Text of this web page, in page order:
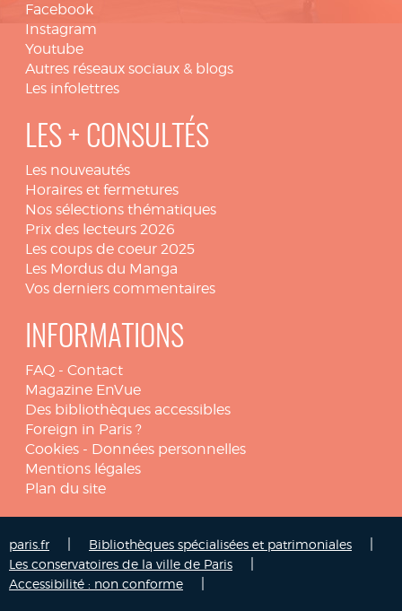
Facebook
Instagram
Youtube
Autres réseaux sociaux & blogs
Les infolettres
LES + CONSULTÉS
Les nouveautés
Horaires et fermetures
Nos sélections thématiques
Prix des lecteurs 2026
Les coups de coeur 2025
Les Mordus du Manga
Vos derniers commentaires
INFORMATIONS
FAQ - Contact
Magazine EnVue
Des bibliothèques accessibles
Foreign in Paris ?
Cookies - Données personnelles
Mentions légales
Plan du site
paris.fr Bibliothèques spécialisées et patrimoniales
Les conservatoires de la ville de Paris
Accessibilité : non conforme